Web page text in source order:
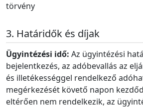
törvény
Határidők és díjak
Ügyintézési idő: Az ügyintézési
bejelentkezés, az adóbevallás az
és illetékességgel rendelkező
megérkezését követő napon
eltérően nem rendelkezik, az